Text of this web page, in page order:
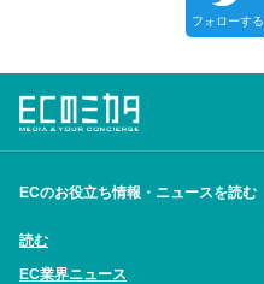
フォローする
ECのお役立ち情報・ニュースを読む
読む
EC業界ニュース